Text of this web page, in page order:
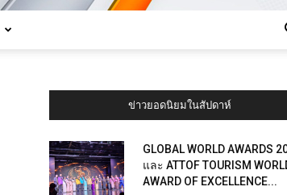
ข่าวยอดนิยมในสัปดาห์
GLOBAL WORLD AWARDS
และ ATTOF TOURISM
AWARD OF EXCELLENCE...